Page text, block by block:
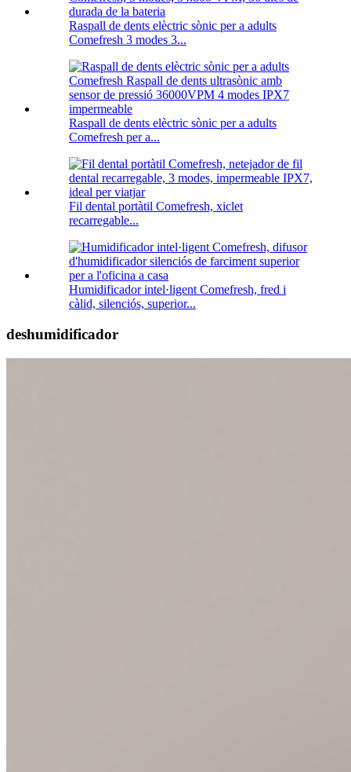
Raspall de dents elèctric sònic per a adults
Comefresh 3 modes 3...
Raspall de dents elèctric sònic per a adults
Comefresh per a...
Fil dental portàtil Comefresh, xiclet
recarregable...
Humidificador intel·ligent Comefresh, fred i
càlid, silenciós, superior...
deshumidificador